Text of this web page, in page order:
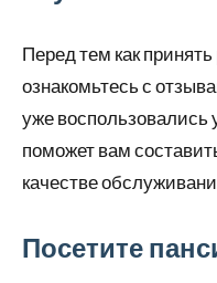
Перед тем как
ознакомьтесь с
уже воспользовались
поможет вам
качестве
Посетите